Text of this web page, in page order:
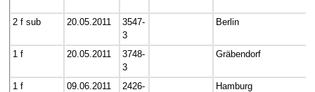
2 f sub 20.05.2011
3547-
3
Berlin
1 f 20.05.2011
3748-
3
Gräbendorf
1 f 09.06.2011
2426-
Hamburg